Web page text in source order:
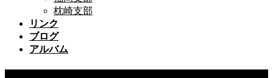
枕崎支部
リンク
ブログ
アルバム